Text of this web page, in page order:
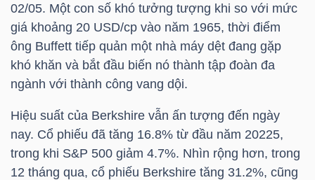
02/05. Một con số khó tưởng tượng khi so với mức
giá khoảng 20 USD/cp vào năm 1965, thời điểm
ông Buffett tiếp quản một nhà máy dệt đang gặp
khó khăn và bắt đầu biến nó thành tập đoàn đa
ngành với thành công vang dội.
Hiệu suất của Berkshire vẫn ấn tượng đến ngày
nay. Cổ phiếu đã tăng 16.8% từ đầu năm 20225,
trong khi S&P 500 giảm 4.7%. Nhìn rộng hơn, trong
12 tháng qua, cổ phiếu Berkshire tăng 31.2%, cũng
NGUYÊN
VẬT
LIỆU
CÔNG
NGHIỆP